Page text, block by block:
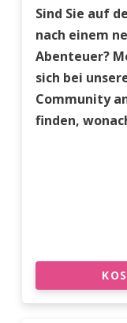
Sind Sie auf
nach einem
Abenteuer?
sich bei
Community
finden,